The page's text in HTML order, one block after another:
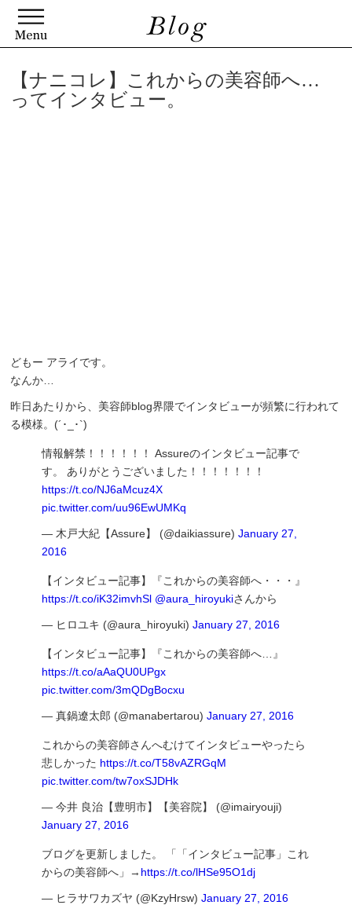
【ナニコレ】これからの美容師へ…
ってインタビュー。
どもー アライです。
なんか…
昨日あたりから、美容師blog界隈でインタビューが頻繁に行われて
る模様。(´･_･`)
情報解禁！！！！！！ Assureのインタビュー記事で
す。 ありがとうございました！！！！！！！
https://t.co/NJ6aMcuz4X
pic.twitter.com/uu96EwUMKq
— 木戸大紀【Assure】 (@daikiassure)January 27,
2016
【インタビュー記事】『これからの美容師へ・・・』
https://t.co/iK32imvhSl @aura_hiroyukiさんから
— ヒロユキ (@aura_hiroyuki)January 27, 2016
【インタビュー記事】『これからの美容師へ…』
https://t.co/aAaQU0UPgx
pic.twitter.com/3mQDgBocxu
— 真鍋遼太郎 (@manabertarou)January 27, 2016
これからの美容師さんへむけてインタビューやったら
悲しかった https://t.co/T58vAZRGqM
pic.twitter.com/tw7oxSJDHk
— 今井 良治【豊明市】【美容院】 (@imairyouji)
January 27, 2016
ブログを更新しました。 「「インタビュー記事」これ
からの美容師へ」→ https://t.co/lHSe95O1dj
— ヒラサワカズヤ (@KzyHrsw)January 27, 2016